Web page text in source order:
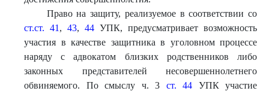
Право на защиту, реализуемое в соответствии со
ст.ст. 41 , 43, 44 УПК, предусматривает возможность
участия в качестве защитника в уголовном процессе
наряду с адвокатом близких родственников либо
законных представителей несовершеннолетнего
обвиняемого. По смыслу ч. 3 ст. 44 УПК участие